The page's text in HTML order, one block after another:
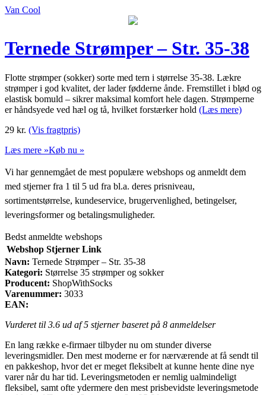
Van Cool
Ternede Strømper – Str. 35-38
Flotte strømper (sokker) sorte med tern i størrelse 35-38. Lækre
strømper i god kvalitet, der lader fødderne ånde. Fremstillet i blød og
elastisk bomuld – sikrer maksimal komfort hele dagen. Strømperne
er håndsyede ved hæl og tå, hvilket forstærker hold (Læs mere)
29 kr. (Vis fragtpris)
Læs mere »Køb nu »
Vi har gennemgået de mest populære webshops og anmeldt dem
med stjerner fra 1 til 5 ud fra bl.a. deres prisniveau,
sortimentstørrelse, kundeservice, brugervenlighed, betingelser,
leveringsformer og betalingsmuligheder.
Bedst anmeldte webshops
Webshop Stjerner Link
Navn: Ternede Strømper – Str. 35-38
Kategori: Størrelse 35 strømper og sokker
Producent: ShopWithSocks
Varenummer: 3033
EAN:
Vurderet til 3.6 ud af 5 stjerner baseret på 8 anmeldelser
En lang række e-firmaer tilbyder nu om stunder diverse
leveringsmidler. Den mest moderne er for nærværende at få sendt til
en pakkeshop, hvor det er meget fleksibelt at kunne hente dine nye
varer når du har tid. Leveringsmetoden er nemlig ualmindeligt
fleksibel, samt ofte ydermere den mest prisbevidste leveringsmetode